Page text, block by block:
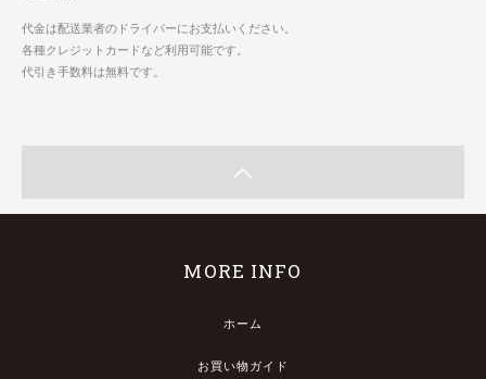
代金は配送業者のドライバーにお支払いください。
各種クレジットカードなど利用可能です。
代引き手数料は無料です。
MORE INFO
ホーム
お買い物ガイド